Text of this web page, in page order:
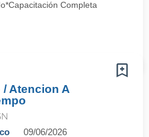
Completa
Atencion A
09/06/2026